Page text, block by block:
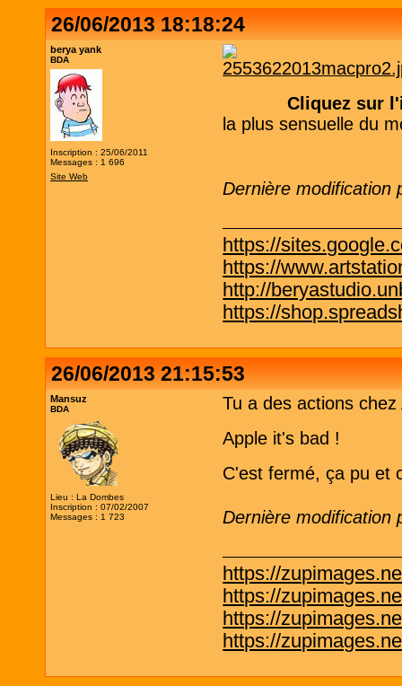
26/06/2013 18:18:24
berya yank
BDA
Inscription : 25/06/2011
Messages : 1 696
Site Web
Cliquez sur
la plus sensuelle du
Dernière modification
https://
https://
http://
https://
26/06/2013 21:15:53
Mansuz
BDA
Lieu : La Dombes
Inscription : 07/02/2007
Messages : 1 723
Tu a des actions chez
Apple it's bad !
C'est fermé, ça pu et
Dernière modification
https://
https://
https://
https://